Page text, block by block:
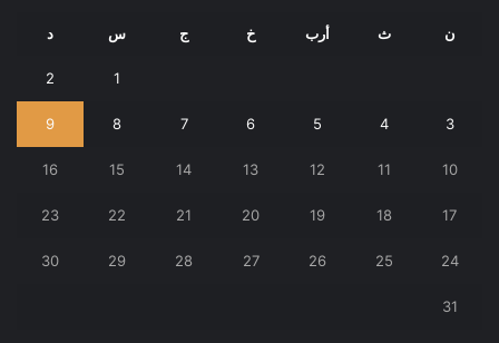
ن ث أرب خ ج س د
1
2
3
4
5
6
7
8
9
10
11
12
13
14
15
16
17
18
19
20
21
22
23
24
25
26
27
28
29
30
31